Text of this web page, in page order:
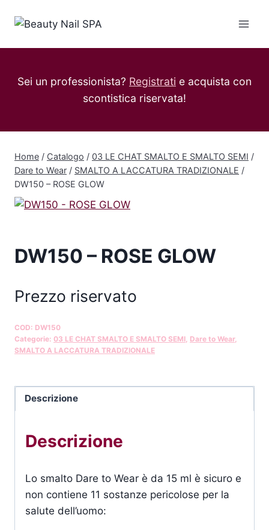
Sei un professionista? Registrati e acquista con
scontistica riservata!
Home / Catalogo / 03 LE CHAT SMALTO E SMALTO SEMI /
Dare to Wear / SMALTO A LACCATURA TRADIZIONALE /
DW150 – ROSE GLOW
DW150 – ROSE GLOW
Prezzo riservato
COD: DW150
Categorie: 03 LE CHAT SMALTO E SMALTO SEMI Dare to Wear,
SMALTO A LACCATURA TRADIZIONALE
Descrizione
Descrizione
Lo smalto Dare to Wear è da 15 ml è sicuro e
non contiene 11 sostanze pericolose per la
salute dell’uomo: